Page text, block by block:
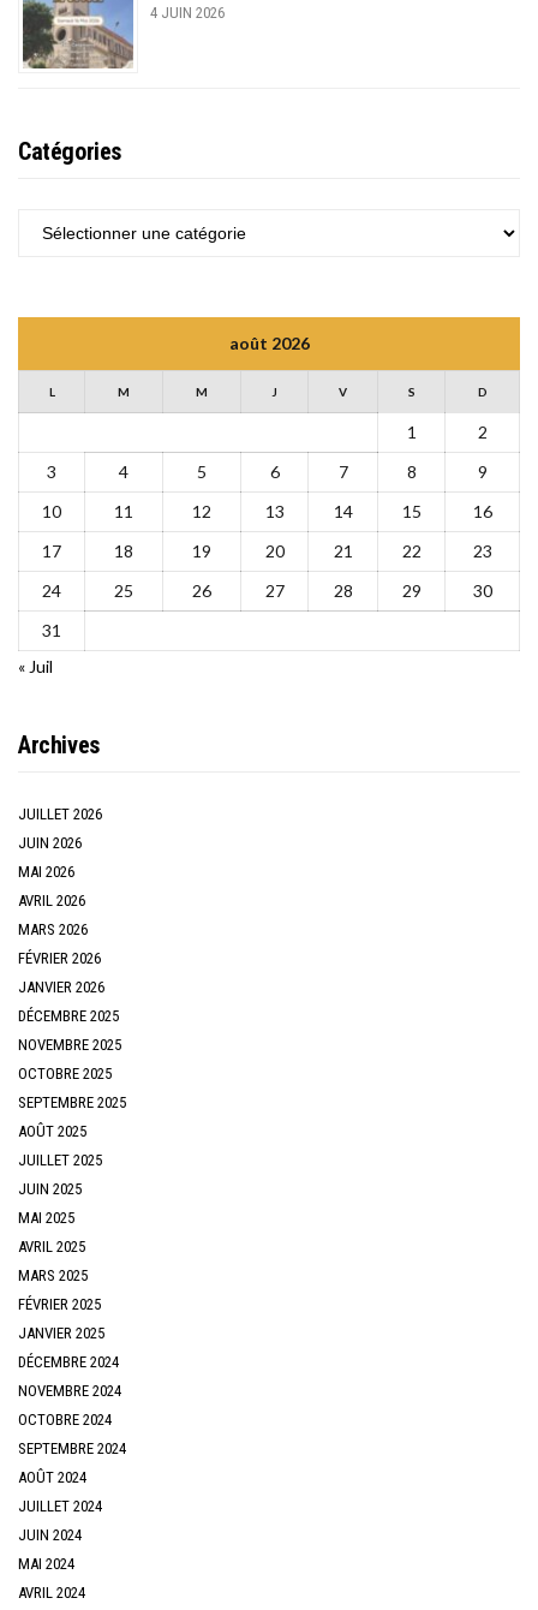
4 JUIN 2026
Catégories
CATÉGORIES
août 2026
L M M J V S D
1
2
3
4 5 6 7 8
9
10
11 12 13 14 15
16
17
18 19 20 21 22
23
24
25 26 27 28 29
30
31
« Juil
Archives
JUILLET 2026
JUIN 2026
MAI 2026
AVRIL 2026
MARS 2026
FÉVRIER 2026
JANVIER 2026
DÉCEMBRE 2025
NOVEMBRE 2025
OCTOBRE 2025
SEPTEMBRE 2025
AOÛT 2025
JUILLET 2025
JUIN 2025
MAI 2025
AVRIL 2025
MARS 2025
FÉVRIER 2025
JANVIER 2025
DÉCEMBRE 2024
NOVEMBRE 2024
OCTOBRE 2024
SEPTEMBRE 2024
AOÛT 2024
JUILLET 2024
JUIN 2024
MAI 2024
AVRIL 2024